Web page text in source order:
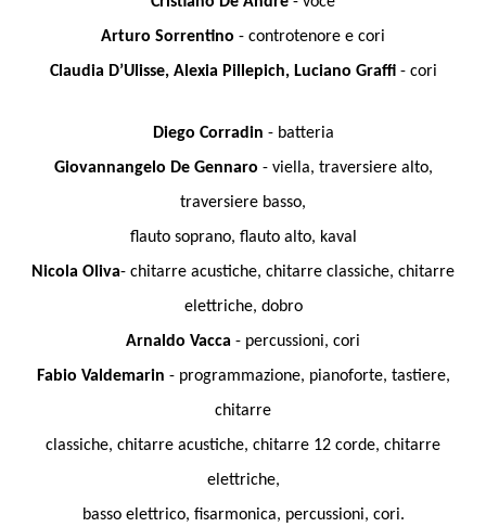
Arturo Sorrentino - controtenore e cori
Claudia D’Ulisse, Alexia Pillepich, Luciano Graffi- cori
Diego Corradin - batteria
Giovannangelo De Gennaro - viella, traversiere alto,
traversiere basso,
flauto soprano, flauto alto, kaval
Nicola Oliva- chitarre acustiche, chitarre classiche, chitarre
elettriche, dobro
Arnaldo Vacca - percussioni, cori
Fabio Valdemarin - programmazione, pianoforte, tastiere,
chitarre
classiche, chitarre acustiche, chitarre 12 corde, chitarre
elettriche,
basso elettrico, fisarmonica, percussioni, cori.